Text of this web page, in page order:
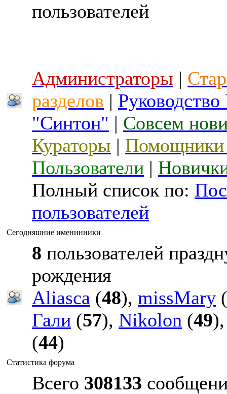
пользователей
Администраторы |
разделов |
"Синтон" | Совсем
Кураторы | Помощники
Пользователи |
Полный список по:
пользователей
Сегодняшние именинники
8 пользователей
рождения
Aliasca (48), missMary (
Гали (57), Nikolon (49
(44)
Статистика форума
Всего 308133